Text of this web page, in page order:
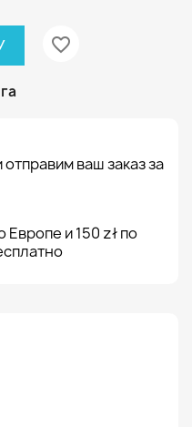
favorite_border
ваш заказ за
Европе и 150 zł по